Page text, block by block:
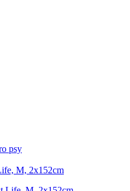
psy
M, 2x152cm